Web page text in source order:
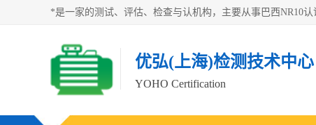
优弘(上海)检测技术中心
YOHO Certification